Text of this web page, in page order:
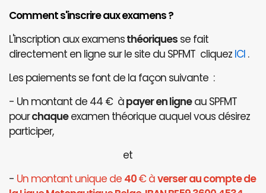
Comment s'inscrire aux examens ?
L'inscription aux examensthéoriques se fait
directement en ligne sur le site du SPFMT cliquez ICI .
Les paiements se font de la façon suivante :
- Un montant de 44 € àpayer en ligneau SPFMT
pourchaqueexamen théorique auquel vous désirez
participer,
et
- Un montant unique de 40€ àverser au compte de